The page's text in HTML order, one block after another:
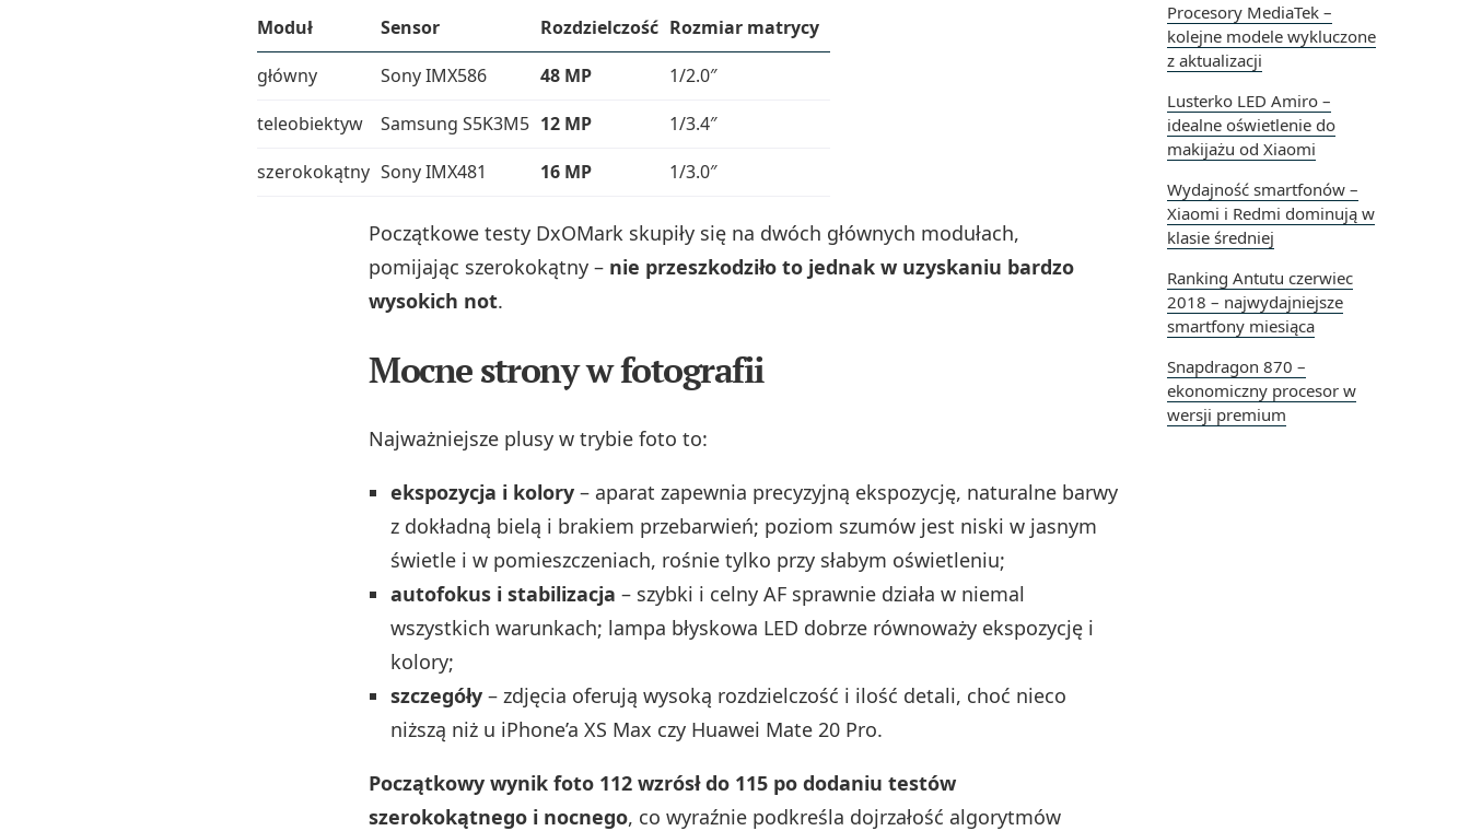
Procesory MediaTek –
kolejne modele wykluczone
z aktualizacji
Lusterko LED Amiro –
idealne oświetlenie do
makijażu od Xiaomi
Wydajność smartfonów –
Xiaomi i Redmi dominują w
klasie średniej
Ranking Antutu czerwiec
2018 – najwydajniejsze
smartfony miesiąca
Snapdragon 870 –
ekonomiczny procesor w
wersji premium
Moduł Sensor Rozdzielczość Rozmiar matrycy
główny
Sony IMX586 48 MP
1/2.0″
teleobiektyw
Samsung S5K3M5 12 MP
1/3.4″
szerokokątny Sony IMX481 16 MP 1/3.0″
Początkowe testy DxOMark skupiły się na dwóch głównych modułach,
pomijając szerokokątny – nie przeszkodziło to jednak w uzyskaniu bardzo
wysokich not.
Mocne strony w fotografii
Najważniejsze plusy w trybie foto to:
ekspozycja i kolory – aparat zapewnia precyzyjną ekspozycję, naturalne barwy
z dokładną bielą i brakiem przebarwień; poziom szumów jest niski w jasnym
świetle i w pomieszczeniach, rośnie tylko przy słabym oświetleniu;
autofokus i stabilizacja – szybki i celny AF sprawnie działa w niemal
wszystkich warunkach; lampa błyskowa LED dobrze równoważy ekspozycję i
kolory;
szczegóły – zdjęcia oferują wysoką rozdzielczość i ilość detali, choć nieco
niższą niż u iPhone’a XS Max czy Huawei Mate 20 Pro.
Początkowy wynik foto 112 wzrósł do 115 po dodaniu testów
szerokokątnego i nocnego, co wyraźnie podkreśla dojrzałość algorytmów